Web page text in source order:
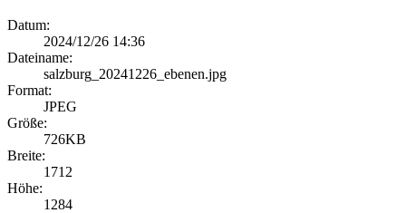
Datum:
2024/12/26 14:36
Dateiname:
salzburg_20241226_ebenen.jpg
Format:
JPEG
Größe:
726KB
Breite:
1712
Höhe:
1284